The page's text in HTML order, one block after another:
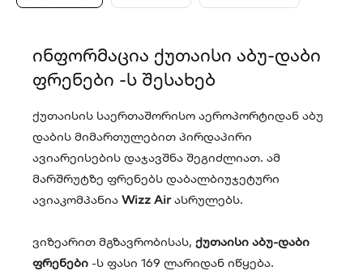
ინფორმაცია ქუთაისი აბუ-დაბი
ფრენები -ს შესახებ
ქუთაისის საერთაშორისო აეროპორტიდან აბუ
დაბის მიმართულებით პირდაპირი
ავიარეისების დაჯავშნა შეგიძლიათ. ამ
მარშრუტზე ფრენებს დაბალბიუჯეტური
ავიაკომპანია Wizz Airასრულებს.
ვიზეარით მგზავრობისას, ქუთაისი აბუ-დაბი
ფრენები -ს ფასი 169 ლარიდან იწყება.